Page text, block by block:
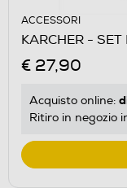
ACCESSORI
KARCHER -
€ 27,90
Acquisto online:
Ritiro in negozio